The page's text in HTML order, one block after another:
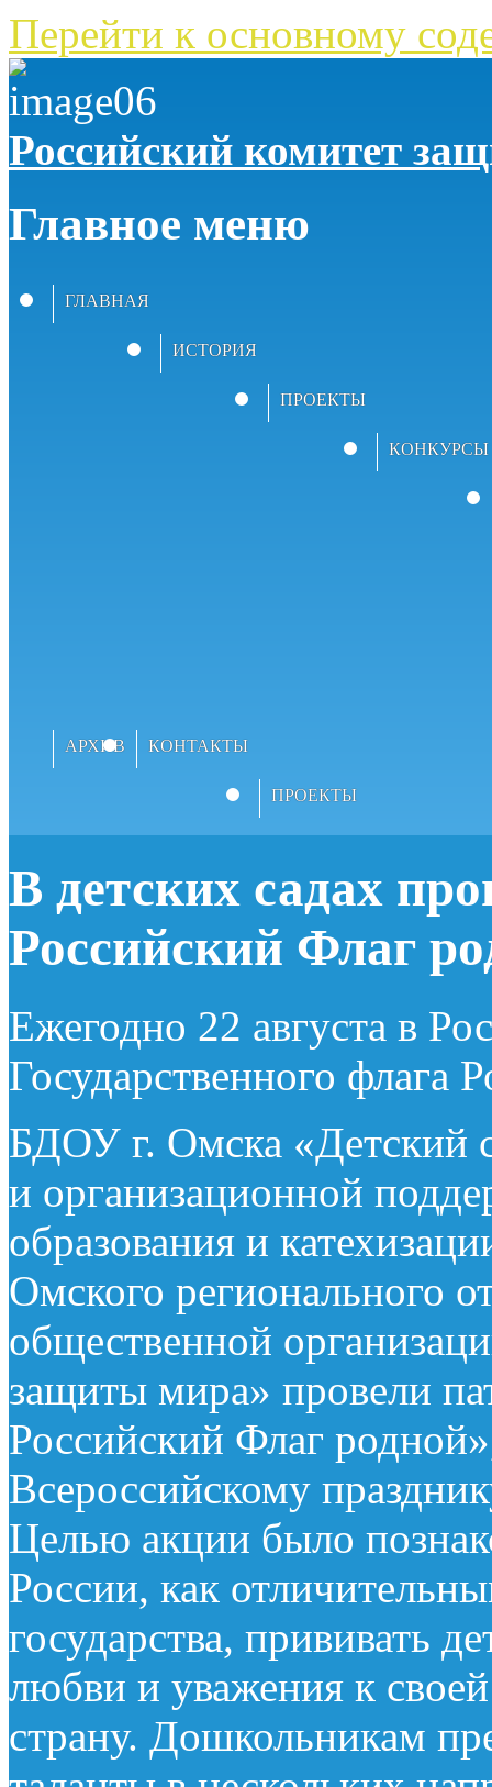
Перейти к основному
Российский комитет
Главное меню
ГЛАВНАЯ
ИСТОРИЯ
ПРОЕКТЫ
КОНКУРСЫ
АРХИВ КОНТАКТЫ
ПРОЕКТЫ
В детских садах
Российский Флаг
Ежегодно 22 августа в
Государственного флага
БДОУ г. Омска «Детский
и организационной
образования и
Омского регионального
общественной
защиты мира» провели
Российский Флаг
Всероссийскому
Целью акции было
России, как
государства, прививать
любви и уважения к
страну. Дошкольникам